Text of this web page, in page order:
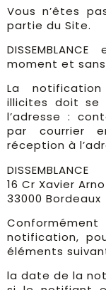
Vous n’êtes
partie du Site.
moment et
La
illicites doit se
l’adresse :
par courrier
réception à
DISSEMBLANCE
16 Cr Xavier
33000 Bordeaux
notification,
éléments
la date de la